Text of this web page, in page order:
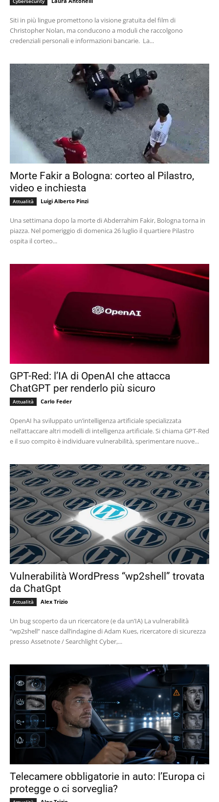
Siti in più lingue promettono la visione gratuita del film di
Christopher Nolan, ma conducono a moduli che raccolgono
credenziali personali e informazioni bancarie. La...
Morte Fakir a Bologna: corteo al Pilastro,
video e inchiesta
Attualità Luigi Alberto Pinzi
Una settimana dopo la morte di Abderrahim Fakir, Bologna torna in
piazza. Nel pomeriggio di domenica 26 luglio il quartiere Pilastro
ospita il corteo...
GPT-Red: l’IA di OpenAI che attacca
ChatGPT per renderlo più sicuro
Attualità Carlo Feder
OpenAI ha sviluppato un’intelligenza artificiale specializzata
nell’attaccare altri modelli di intelligenza artificiale. Si chiama GPT-Red
e il suo compito è individuare vulnerabilità, sperimentare nuove...
Vulnerabilità WordPress “wp2shell” trovata
da ChatGpt
Attualità Alex Trizio
Un bug scoperto da un ricercatore (e da un’IA) La vulnerabilità
“wp2shell” nasce dall’indagine di Adam Kues, ricercatore di sicurezza
presso Assetnote / Searchlight Cyber,...
Telecamere obbligatorie in auto: l’Europa ci
protegge o ci sorveglia?